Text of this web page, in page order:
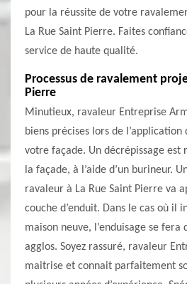
pour la réussite de votre
La Rue Saint Pierre. Faites
service de haute qualité.
Processus de ravalement
Pierre
Minutieux, ravaleur Entreprise
biens précises lors de
votre façade. Un décrépissage est
la façade, à l’aide d’un burineur.
ravaleur à La Rue Saint Pierre va
couche d’enduit. Dans le cas où il
maison neuve, l’enduisage se
agglos. Soyez rassuré, ravaleur
maitrise et connait parfaitement